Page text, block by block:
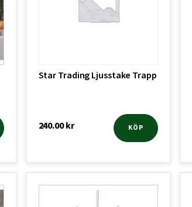
Star Trading Ljusstake Trapp
240.00kr KÖP